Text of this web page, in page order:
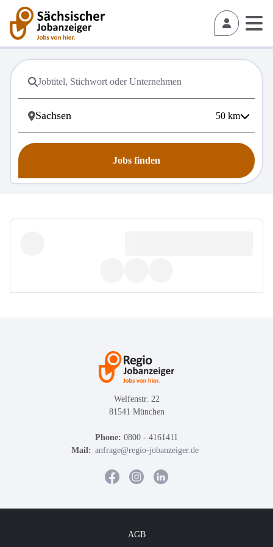
50 km
Jobs finden
Welfenstr. 22
81541 München
Phone: 0800 - 4161411
Mail: anfrage@regio-jobanzeiger.de
AGB